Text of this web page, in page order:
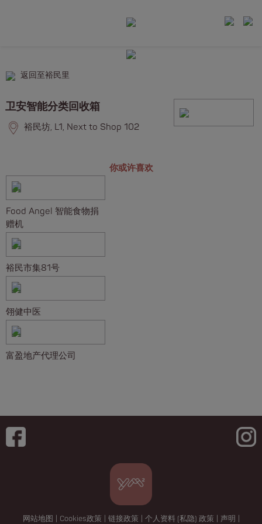
返回至裕民里
卫安智能分类回收箱️
裕民坊, L1, Next to Shop 102
你或许喜欢
Food Angel 智能食物捐
赠机
裕民市集81号
翎健中医
富盈地产代理公司
网站地图 Cookies政策 链接政策 个人资料 (私隐) 政策 声明